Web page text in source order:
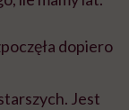
dopiero
Jest